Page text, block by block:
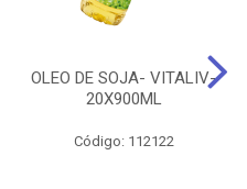
OLEO DE SOJA- VITALIV-
20X900ML
Código: 112122